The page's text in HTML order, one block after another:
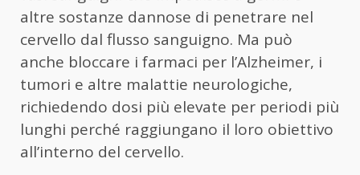
altre sostanze dannose di penetrare nel
cervello dal flusso sanguigno. Ma può
anche bloccare i farmaci per l’Alzheimer, i
tumori e altre malattie neurologiche,
richiedendo dosi più elevate per periodi più
lunghi perché raggiungano il loro obiettivo
all’interno del cervello.